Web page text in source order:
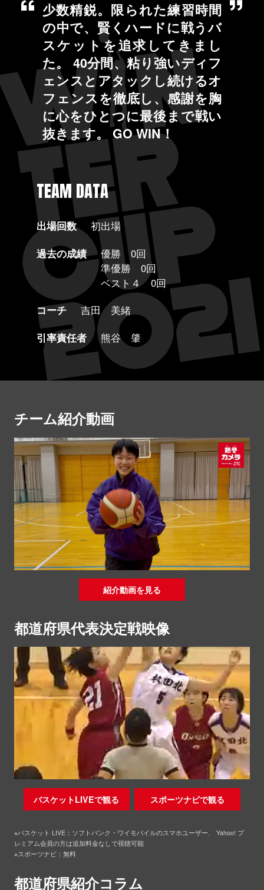
少数精鋭。限られた練習時間
の中で、賢くハードに戦うバ
スケットを追求してきまし
た。 40分間、粘り強いディフ
ェンスとアタックし続けるオ
フェンスを徹底し、感謝を胸
に心をひとつに最後まで戦い
抜きます。 GO WIN！
TEAM DATA
出場回数
初出場
過去の成績
優勝 0回
準優勝 0回
ベスト４ 0回
コーチ
吉田 美緒
引率責任者
熊谷 肇
チーム紹介動画
紹介動画を見る
都道府県代表決定戦映像
バスケットLIVEで観る スポーツナビで観る
※バスケット LIVE：ソフトバンク・ワイモバイルのスマホユーザー、 Yahoo! プ
レミアム会員の方は追加料金なしで視聴可能
※スポーツナビ：無料
都道府県紹介コラム